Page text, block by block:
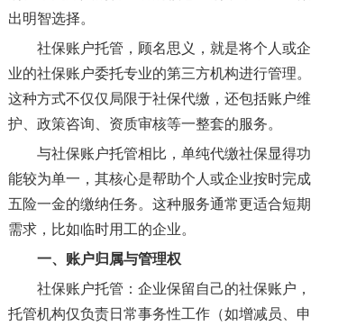
出明智选择。
社保账户托管，顾名思义，就是将个人或企
业的社保账户委托专业的第三方机构进行管理。
这种方式不仅仅局限于社保代缴，还包括账户维
护、政策咨询、资质审核等一整套的服务。
与社保账户托管相比，单纯代缴社保显得功
能较为单一，其核心是帮助个人或企业按时完成
五险一金的缴纳任务。这种服务通常更适合短期
需求，比如临时用工的企业。
一、 账户归属与管理权
社保账户托管：企业保留自己的社保账户，
托管机构仅负责日常事务性工作（如增减员、申